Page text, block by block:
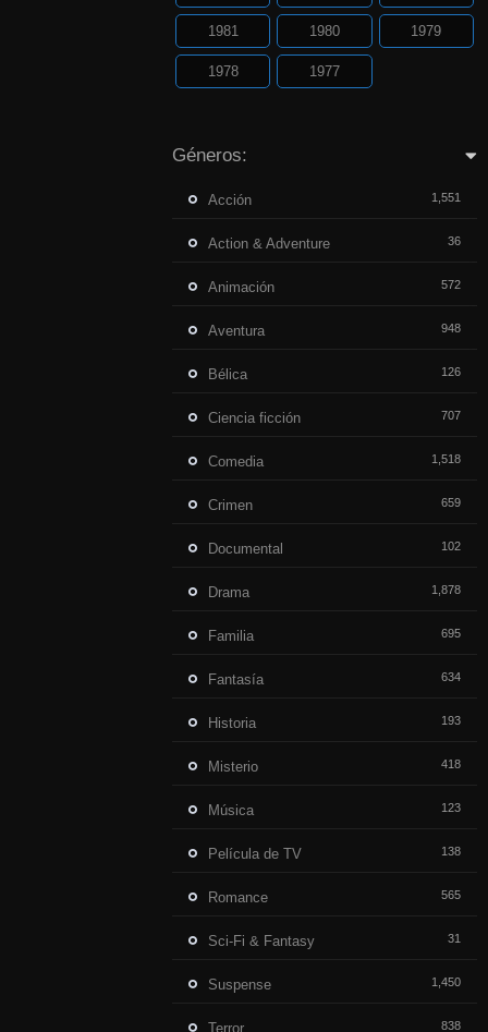
1981 1980 1979
1978 1977
Géneros:
Acción 1,551
Action & Adventure 36
Animación 572
Aventura 948
Bélica 126
Ciencia ficción 707
Comedia 1,518
Crimen 659
Documental 102
Drama 1,878
Familia 695
Fantasía 634
Historia 193
Misterio 418
Música 123
Película de TV 138
Romance 565
Sci-Fi & Fantasy 31
Suspense 1,450
Terror 838